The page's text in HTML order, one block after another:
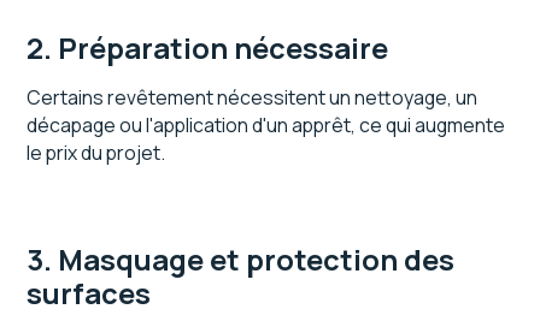
2. Préparation nécessaire
Certains revêtement nécessitent un nettoyage, un
décapage ou l'application d'un apprêt, ce qui augmente
le prix du projet.
3. Masquage et protection des
surfaces